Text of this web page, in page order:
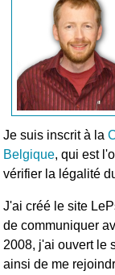
Je suis inscrit à la
Belgique, qui est
vérifier la légalité
J'ai créé le site
de communiquer
2008, j'ai ouvert le
ainsi de me